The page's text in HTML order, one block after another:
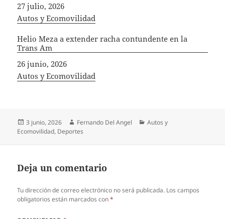
Fecha
27 julio, 2026
In relation to
Autos y Ecomovilidad
Helio Meza a extender racha contundente en la
Trans Am
Fecha
26 junio, 2026
In relation to
Autos y Ecomovilidad
Publicado
el
3 junio, 2026 Autor
Fernando Del Angel Categorías
Autos y
Ecomovilidad, Deportes
Deja un comentario
Tu dirección de correo electrónico no será publicada. Los campos
obligatorios están marcados con*